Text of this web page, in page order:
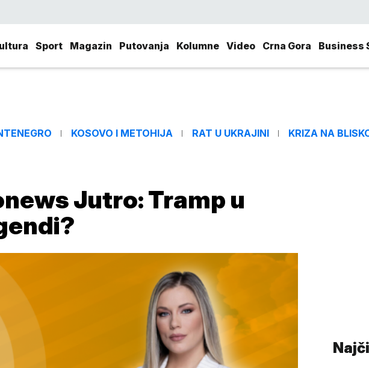
Sport Magazin Putovanja Kolumne Video Crna Gora Business
KOSOVO I METOHIJA RAT U UKRAJINI KRIZA NA
Jutro: Tramp u